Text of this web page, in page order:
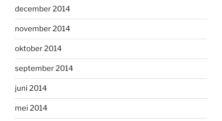
december 2014
november 2014
oktober 2014
september 2014
juni 2014
mei 2014